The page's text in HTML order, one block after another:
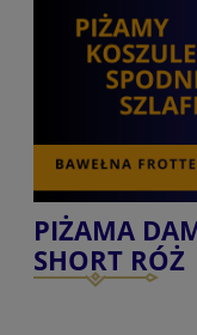
PIŻAMA
SHORT RÓŻ